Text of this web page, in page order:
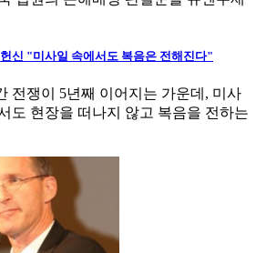
신 "미사일 속에서도 복음은 전해진다"
전쟁이 5년째 이어지는 가운데, 미사
도 현장을 떠나지 않고 복음을 전하는